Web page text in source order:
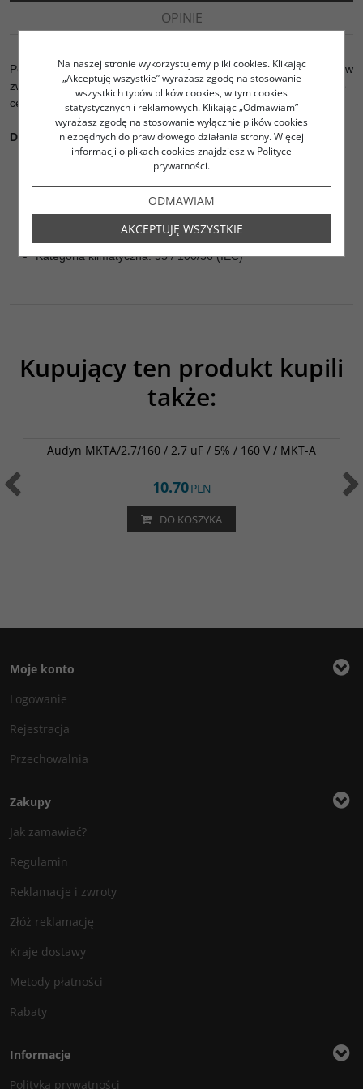
OPINIE
Podstawowy kondensator z folii poliestrowej MKT do zastosowań w
zwrotnicach kolumn głośnikowych. Znakomity stosunek jakości do
ceny.
Dane techniczne:
Napięcie znamionowe: 160 V DC / 100 V AC
Kąt strat tan: 0,005 1 kHz; 20 ° C
Przewody połączeniowe: osiowe, cynowane, długość = 40
mm, średnica drutu = 0,8 mm
Kategoria klimatyczna: 55 / 100/56 (IEC)
Kupujący ten produkt kupili
także:
Audyn MKTA/2.7/160 / 2,7 uF / 5% / 160 V / MKT-A
10.70PLN
DO KOSZYKA
Moje konto
Logowanie
Rejestracja
Przechowalnia
Zakupy
Jak zamawiać?
Regulamin
Reklamacje i zwroty
Złóż reklamację
Kraje dostawy
Metody płatności
Rabaty
Informacje
Polityka prywatności
Na naszej stronie wykorzystujemy pliki cookies. Klikając
„Akceptuję wszystkie” wyrażasz zgodę na stosowanie
wszystkich typów plików cookies, w tym cookies
statystycznych i reklamowych. Klikając „Odmawiam”
wyrażasz zgodę na stosowanie wyłącznie plików cookies
niezbędnych do prawidłowego działania strony. Więcej
informacji o plikach cookies znajdziesz w Polityce
prywatności.
ODMAWIAM
AKCEPTUJĘ WSZYSTKIE